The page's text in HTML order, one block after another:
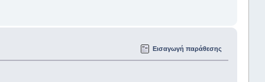
Εισαγωγή παράθεσης